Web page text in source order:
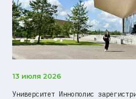
13 июля 2026
Университет Иннополис